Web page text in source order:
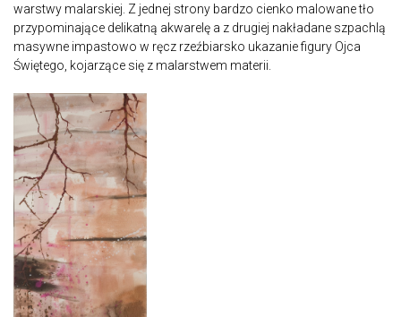
warstwy malarskiej. Z jednej strony bardzo cienko malowane tło
przypominające delikatną akwarelę a z drugiej nakładane szpachlą
masywne impastowo w ręcz rzeźbiarsko ukazanie figury Ojca
Świętego, kojarzące się z malarstwem materii.